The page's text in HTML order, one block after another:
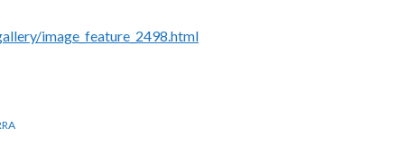
image_feature_2498.html